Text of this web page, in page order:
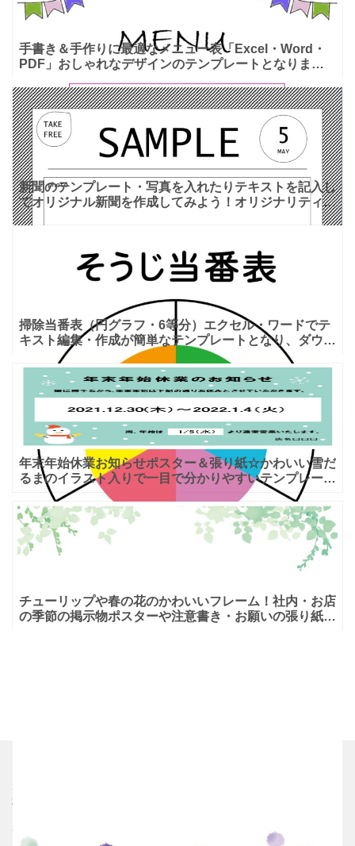
手書き＆手作りに最適なメニュー表「Excel・Word・
PDF」おしゃれなデザインのテンプレートとなりま
のメニ
新聞のテンプレート・写真を入れたりテキストを記入し
てオリジナル新聞を作成してみよう！オリジナリティあ
ふれる新聞を作成したいときに使えるテンプレートで
掃除当番表（円グラフ・6等分）エクセル・ワードでテ
キスト編集・作成が簡単なテンプレートとなり、ダウン
ロード後に「Excel・Word・PDF」が利用が可能で
す。
年末年始休業お知らせポスター＆張り紙☆かわいい雪だ
るまのイラスト入りで一目で分かりやすいテンプレー
ト！日付を記入するだけで、すぐに使える「年末年始休
業のお知らせ
チューリップや春の花のかわいいフレーム！社内・お店
の季節の掲示物ポスターや注意書き・お願いの張り紙に
ホーム
利用規約
サイト運営者